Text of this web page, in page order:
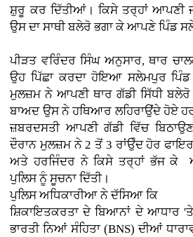
ਸ਼ੁਰੂ ਕਰ ਦਿੱਤੀਆਂ। ਕਿਸੇ ਤਰ੍ਹਾਂ ਆਪਣੀ
ਉਸ ਦਾ ਸਾਥੀ ਬਲੇਰੋ ਭਗਾ ਕੇ ਆਪਣੇ ਪਿੰਡ
ਪੀੜਤ ਵਰਿੰਦਰ ਸਿੰਘ ਅਨੁਸਾਰ, ਥਾਰ
ਉਹ ਪਿੱਛਾ ਕਰਦਾ ਹੋਇਆ ਸਲੇਮਪੁਰ
ਮੁਲਜ਼ਮ ਨੇ ਆਪਣੀ ਥਾਰ ਗੱਡੀ ਸਿੱਧੀ ਬਲੇਰੋ
ਬਾਅਦ ਉਸ ਨੇ ਹਥਿਆਰ ਲਹਿਰਾਉਂਦੇ ਹੋਏ
ਜ਼ਬਰਦਸਤੀ ਆਪਣੀ ਗੱਡੀ ਵਿੱਚ
ਦੌਰਾਨ ਮੁਲਜ਼ਮ ਨੇ 2 ਤੋਂ 3 ਰਾਂਉੰਦ ਹੋਰ
ਅਤੇ ਹਰਜਿੰਦਰ ਨੇ ਕਿਸੇ ਤਰ੍ਹਾਂ ਭੱਜ ਕੇ
ਪੁਲਿਸ ਨੂੰ ਸੂਚਨਾ ਦਿੱਤੀ।
ਪੁਲਿਸ ਅਧਿਕਾਰੀਆ ਨੇ ਦੱਸਿਆ ਕਿ
ਸ਼ਿਕਾਇਤਕਰਤਾ ਦੇ ਬਿਆਨਾਂ ਦੇ ਆਧਾਰ 'ਤੇ
ਭਾਰਤੀ ਨਿਆਂ ਸੰਹਿਤਾ (BNS) ਦੀਆਂ